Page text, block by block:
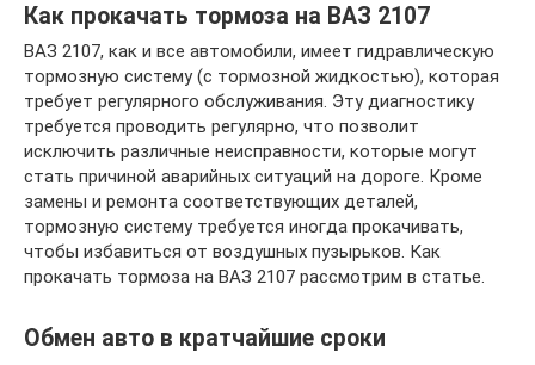
Как прокачать тормоза на ВАЗ 2107
ВАЗ 2107, как и все автомобили, имеет гидравлическую
тормозную систему (с тормозной жидкостью), которая
требует регулярного обслуживания. Эту диагностику
требуется проводить регулярно, что позволит
исключить различные неисправности, которые могут
стать причиной аварийных ситуаций на дороге. Кроме
замены и ремонта соответствующих деталей,
тормозную систему требуется иногда прокачивать,
чтобы избавиться от воздушных пузырьков. Как
прокачать тормоза на ВАЗ 2107 рассмотрим в статье.
Обмен авто в кратчайшие сроки